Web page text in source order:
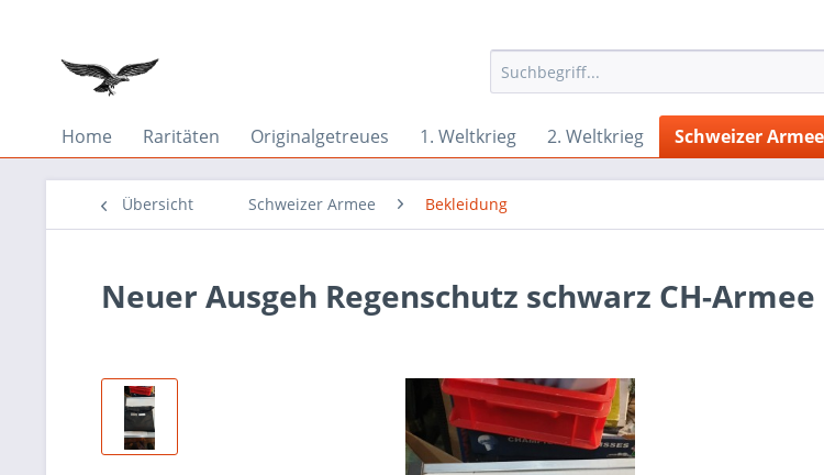
Home Raritäten Originalgetreues 1. Weltkrieg 2. Weltkrieg Schweizer Armee
Übersicht Schweizer Armee Bekleidung
Neuer Ausgeh Regenschutz schwarz CH-Armee